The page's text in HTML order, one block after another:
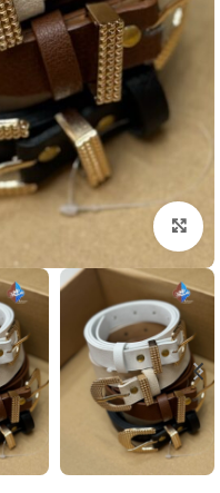
بزرگنمایی تصویر